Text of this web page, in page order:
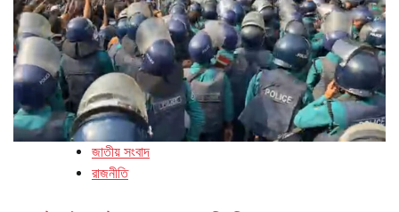
জাতীয় সংবাদ
রাজনীতি